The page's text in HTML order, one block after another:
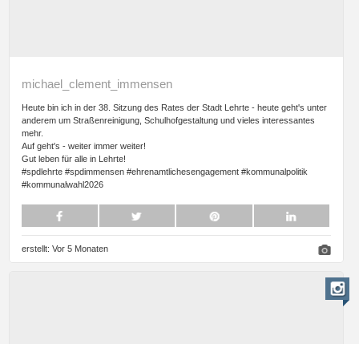
michael_clement_immensen
Heute bin ich in der 38. Sitzung des Rates der Stadt Lehrte - heute geht's unter
anderem um Straßenreinigung, Schulhofgestaltung und vieles interessantes
mehr.
Auf geht's - weiter immer weiter!
Gut leben für alle in Lehrte!
#spdlehrte #spdimmensen #ehrenamtlichesengagement #kommunalpolitik
#kommunalwahl2026
erstellt: Vor 5 Monaten